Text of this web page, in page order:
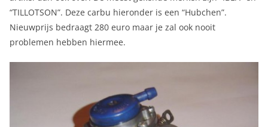
“TILLOTSON”. Deze carbu hieronder is een “Hubchen”.
Nieuwprijs bedraagt 280 euro maar je zal ook nooit
problemen hebben hiermee.